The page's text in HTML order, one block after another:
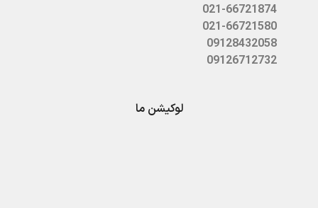
021-66721874
021-66721580
09128432058
09126712732
لوکیشن ما